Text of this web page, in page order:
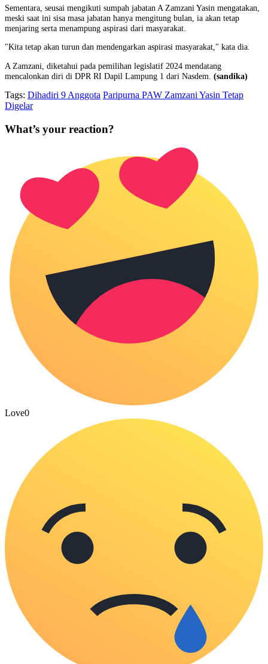
Sementara, seusai mengikuti sumpah jabatan A Zamzani Yasin mengatakan,
meski saat ini sisa masa jabatan hanya mengitung bulan, ia akan tetap
menjaring serta menampung aspirasi dari masyarakat.
"Kita tetap akan turun dan mendengarkan aspirasi masyarakat," kata dia.
A Zamzani, diketahui pada pemilihan legislatif 2024 mendatang
mencalonkan diri di DPR RI Dapil Lampung 1 dari Nasdem. (sandika)
Tags: Dihadiri 9 Anggota Paripurna PAW Zamzani Yasin Tetap
Digelar
What’s your reaction?
Love0